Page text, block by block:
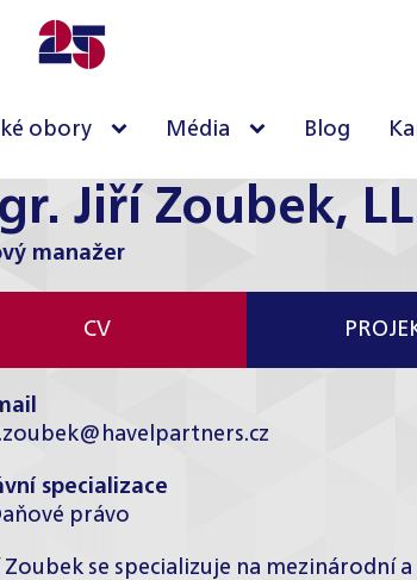
obory Média Blog
Jiří Zoubek,
manažer
CV
specializace
právo
Zoubek se specializuje na mezinárodní